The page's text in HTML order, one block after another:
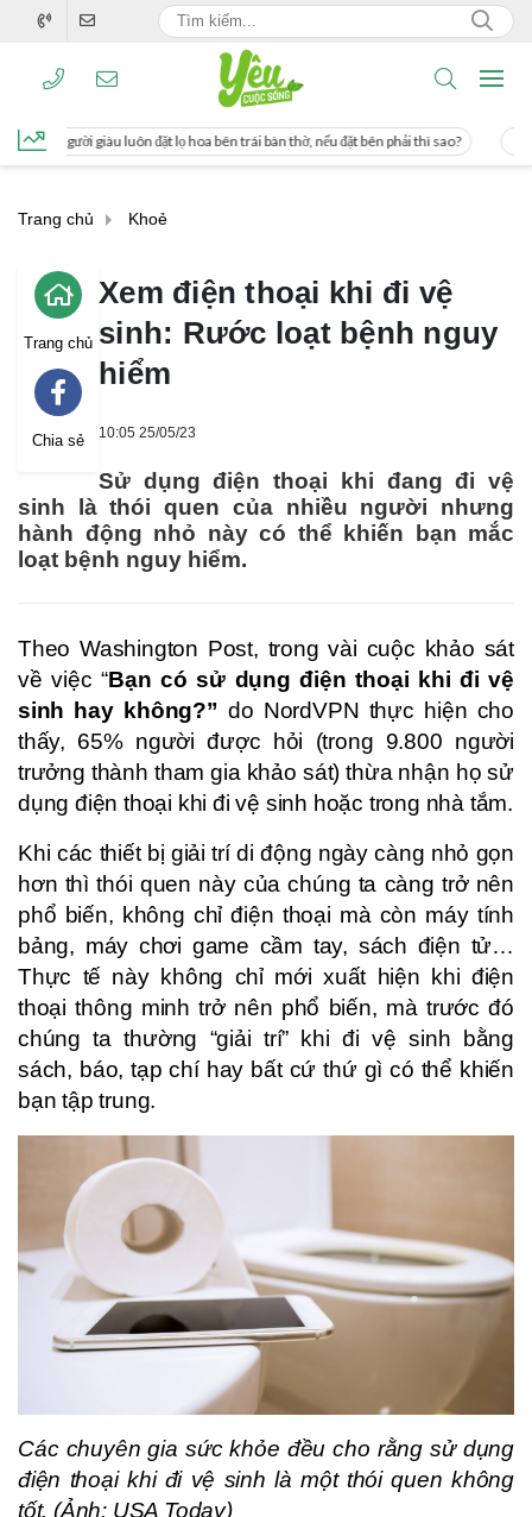
hoa bên trái bàn thờ, nếu đặt bên phải thì sao? Cách uống nước mía giúp
Trang chủ Khoẻ
Trang chủ
Chia sẻ
Xem điện thoại khi đi vệ
sinh: Rước loạt bệnh nguy
hiểm
10:05 25/05/23
Sử dụng điện thoại khi đang đi vệ
sinh là thói quen của nhiều người nhưng
hành động nhỏ này có thể khiến bạn mắc
loạt bệnh nguy hiểm.
Theo Washington Post, trong vài cuộc khảo sát
về việc “Bạn có sử dụng điện thoại khi đi vệ
sinh hay không?” do NordVPN thực hiện cho
thấy, 65% người được hỏi (trong 9.800 người
trưởng thành tham gia khảo sát) thừa nhận họ sử
dụng điện thoại khi đi vệ sinh hoặc trong nhà tắm.
Khi các thiết bị giải trí di động ngày càng nhỏ gọn
hơn thì thói quen này của chúng ta càng trở nên
phổ biến, không chỉ điện thoại mà còn máy tính
bảng, máy chơi game cầm tay, sách điện tử…
Thực tế này không chỉ mới xuất hiện khi điện
thoại thông minh trở nên phổ biến, mà trước đó
chúng ta thường “giải trí” khi đi vệ sinh bằng
sách, báo, tạp chí hay bất cứ thứ gì có thể khiến
bạn tập trung.
Các chuyên gia sức khỏe đều cho rằng sử dụng
điện thoại khi đi vệ sinh là một thói quen không
tốt. (Ảnh: USA Today)